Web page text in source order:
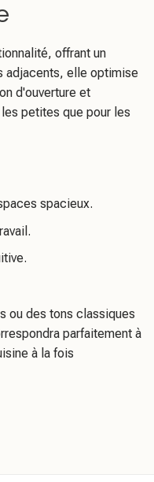
offrant un
adjacents, elle optimise
d'ouverture et
petites que pour les
spacieux.
ou des tons classiques
parfaitement à
à la fois